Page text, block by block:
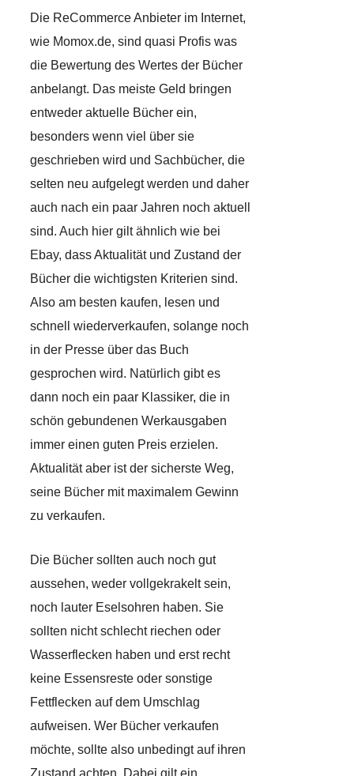
Die ReCommerce Anbieter im Internet,
wie Momox.de, sind quasi Profis was
die Bewertung des Wertes der Bücher
anbelangt. Das meiste Geld bringen
entweder aktuelle Bücher ein,
besonders wenn viel über sie
geschrieben wird und Sachbücher, die
selten neu aufgelegt werden und daher
auch nach ein paar Jahren noch aktuell
sind. Auch hier gilt ähnlich wie bei
Ebay, dass Aktualität und Zustand der
Bücher die wichtigsten Kriterien sind.
Also am besten kaufen, lesen und
schnell wiederverkaufen, solange noch
in der Presse über das Buch
gesprochen wird. Natürlich gibt es
dann noch ein paar Klassiker, die in
schön gebundenen Werkausgaben
immer einen guten Preis erzielen.
Aktualität aber ist der sicherste Weg,
seine Bücher mit maximalem Gewinn
zu verkaufen.
Die Bücher sollten auch noch gut
aussehen, weder vollgekrakelt sein,
noch lauter Eselsohren haben. Sie
sollten nicht schlecht riechen oder
Wasserflecken haben und erst recht
keine Essensreste oder sonstige
Fettflecken auf dem Umschlag
aufweisen. Wer Bücher verkaufen
möchte, sollte also unbedingt auf ihren
Zustand achten. Dabei gilt ein